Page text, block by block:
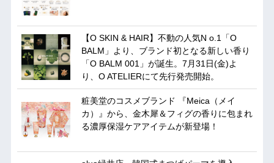
【O SKIN & HAIR】不動の人気N o.1「O
BALM」より、ブランド初となる新しい香り
「O BALM 001」が誕生。7月31日(金)よ
り、O ATELIERにて先行発売開始。
粧美堂のコスメブランド 『Meica（メイ
カ）』から、金木犀＆フィグの香りに包まれ
る濃厚保湿ケアアイテムが新登場！